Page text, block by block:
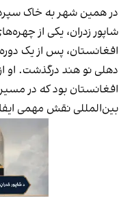
در همین شهر به خاک
شاپور زدران، یکی از
دهلی نو هند درگذشت. او
افغانستان بود که در
بین‌المللی نقش مهمی